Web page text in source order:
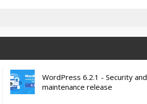
WordPress 6.2.1 - Security and
maintenance release